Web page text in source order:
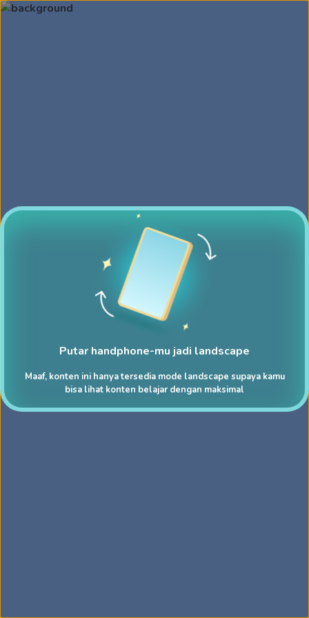
Putar handphone-mu jadi landscape
Maaf, konten ini hanya tersedia mode landscape supaya kamu
bisa lihat konten belajar dengan maksimal